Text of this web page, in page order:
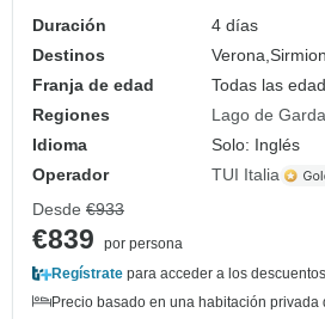
Duración
4 días
Destinos
Verona,
Franja de edad
Todas las
Regiones
Lago de Garda
Idioma
Solo: Inglés
Operador
TUI Italia
Desde €933
€839
por persona
Regístrate para acceder a los descuentos
Precio basado en una habitación privada